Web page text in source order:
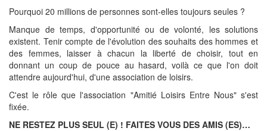
Pourquoi 20 millions de personnes sont-elles toujours seules ?
Manque de temps, d'opportunité ou de volonté, les solutions
existent. Tenir compte de l'évolution des souhaits des hommes et
des femmes, laisser à chacun la liberté de choisir, tout en
donnant un coup de pouce au hasard, voilà ce que l'on doit
attendre aujourd'hui, d'une association de loisirs.
C'est le rôle que l'association "Amitié Loisirs Entre Nous" s'est
fixée.
NE RESTEZ PLUS SEUL (E) ! FAITES VOUS DES AMIS (ES)…